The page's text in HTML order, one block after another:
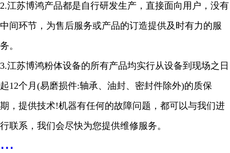
2.江苏博鸿产品都是自行研发生产，直接面向用户，没有
中间环节，为售后服务或产品的订造提供及时有力的服
务。
3.江苏博鸿粉体设备的所有产品均实行从设备到现场之日
起12个月(易磨损件:轴承、油封、密封件除外)的质保
期，提供技术!机器有任何的故障问题，都可以与我们进
行联系，我们会尽快为您提供维修服务。
...